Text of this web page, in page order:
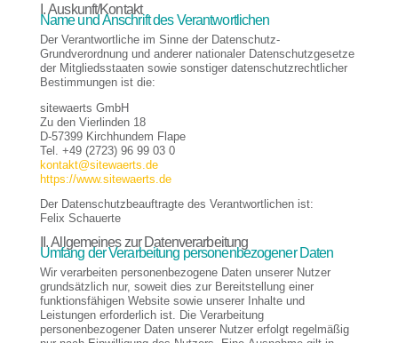
I. Auskunft/Kontakt
Name und Anschrift des Verantwortlichen
Der Verantwortliche im Sinne der Datenschutz-
Grundverordnung und anderer nationaler Datenschutzgesetze
der Mitgliedsstaaten sowie sonstiger datenschutzrechtlicher
Bestimmungen ist die:
sitewaerts GmbH
Zu den Vierlinden 18
D-57399 Kirchhundem Flape
Tel. +49 (2723) 96 99 03 0
kontakt@sitewaerts.de
https://www.sitewaerts.de
Der Datenschutzbeauftragte des Verantwortlichen ist:
Felix Schauerte
II. Allgemeines zur Datenverarbeitung
Umfang der Verarbeitung personenbezogener Daten
Wir verarbeiten personenbezogene Daten unserer Nutzer
grundsätzlich nur, soweit dies zur Bereitstellung einer
funktionsfähigen Website sowie unserer Inhalte und
Leistungen erforderlich ist. Die Verarbeitung
personenbezogener Daten unserer Nutzer erfolgt regelmäßig